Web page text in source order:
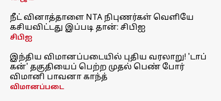
நீட் வினாத்தாளை NTA நிபுணர்கள் வெளியே
கசியவிட்டது இப்படி தான்: சிபிஐ
சிபிஐ
இந்திய விமானப்படையில் புதிய வரலாறு! 'டாப்
கன்' தகுதியைப் பெற்ற முதல் பெண் போர்
விமானி பாவனா காந்த்
விமானப்படை